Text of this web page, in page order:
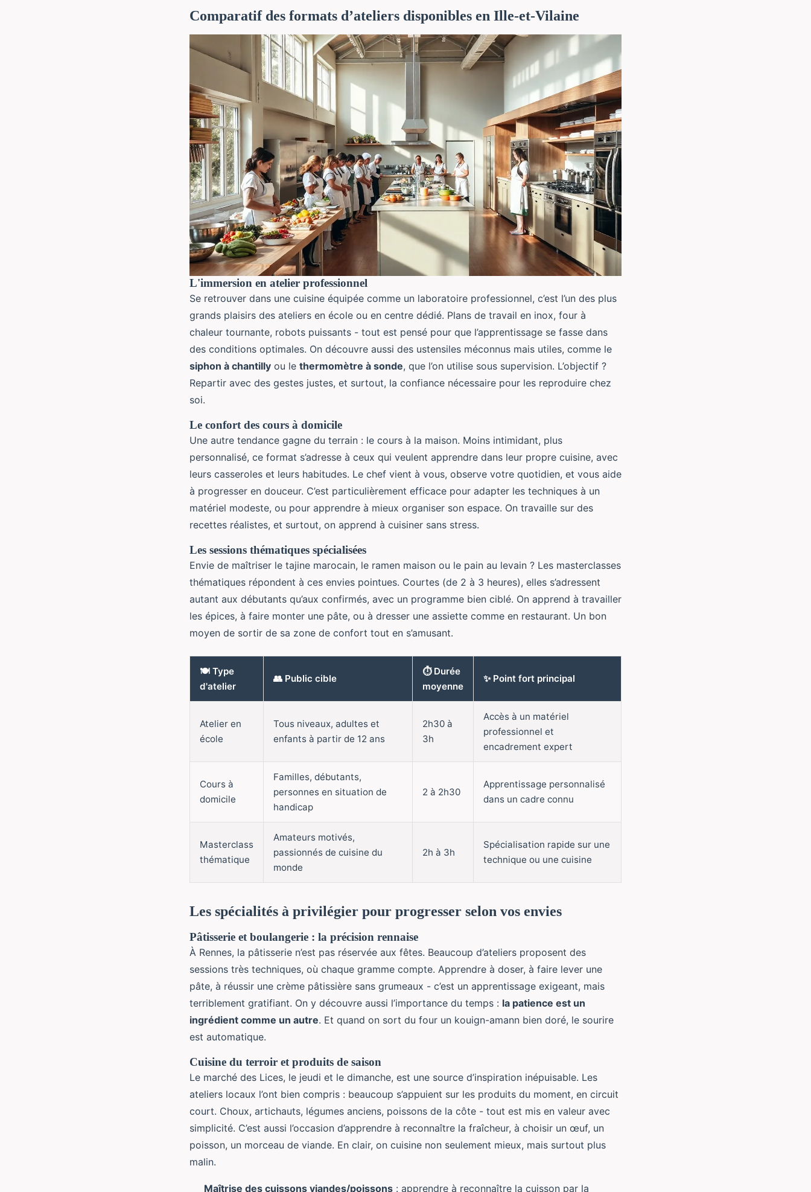
Comparatif des formats d’ateliers disponibles en Ille-et-Vilaine
L'immersion en atelier professionnel
Se retrouver dans une cuisine équipée comme un laboratoire professionnel, c’est l’un des plus
grands plaisirs des ateliers en école ou en centre dédié. Plans de travail en inox, four à
chaleur tournante, robots puissants - tout est pensé pour que l’apprentissage se fasse dans
des conditions optimales. On découvre aussi des ustensiles méconnus mais utiles, comme le
siphon à chantilly ou le thermomètre à sonde, que l’on utilise sous supervision. L’objectif ?
Repartir avec des gestes justes, et surtout, la confiance nécessaire pour les reproduire chez
soi.
Le confort des cours à domicile
Une autre tendance gagne du terrain : le cours à la maison. Moins intimidant, plus
personnalisé, ce format s’adresse à ceux qui veulent apprendre dans leur propre cuisine, avec
leurs casseroles et leurs habitudes. Le chef vient à vous, observe votre quotidien, et vous aide
à progresser en douceur. C’est particulièrement efficace pour adapter les techniques à un
matériel modeste, ou pour apprendre à mieux organiser son espace. On travaille sur des
recettes réalistes, et surtout, on apprend à cuisiner sans stress.
Les sessions thématiques spécialisées
Envie de maîtriser le tajine marocain, le ramen maison ou le pain au levain ? Les masterclasses
thématiques répondent à ces envies pointues. Courtes (de 2 à 3 heures), elles s’adressent
autant aux débutants qu’aux confirmés, avec un programme bien ciblé. On apprend à travailler
les épices, à faire monter une pâte, ou à dresser une assiette comme en restaurant. Un bon
moyen de sortir de sa zone de confort tout en s’amusant.
🍽️ Type
d'atelier
👥 Public cible
⏱️ Durée
moyenne
✨ Point fort principal
Atelier en
école
Tous niveaux, adultes et
enfants à partir de 12 ans
2h30 à
3h
Accès à un matériel
professionnel et
encadrement expert
Cours à
domicile
Familles, débutants,
personnes en situation de
handicap
2 à 2h30
Apprentissage personnalisé
dans un cadre connu
Masterclass
thématique
Amateurs motivés,
passionnés de cuisine du
monde
2h à 3h
Spécialisation rapide sur une
technique ou une cuisine
Les spécialités à privilégier pour progresser selon vos envies
Pâtisserie et boulangerie : la précision rennaise
À Rennes, la pâtisserie n’est pas réservée aux fêtes. Beaucoup d’ateliers proposent des
sessions très techniques, où chaque gramme compte. Apprendre à doser, à faire lever une
pâte, à réussir une crème pâtissière sans grumeaux - c’est un apprentissage exigeant, mais
terriblement gratifiant. On y découvre aussi l’importance du temps : la patience est un
ingrédient comme un autre. Et quand on sort du four un kouign-amann bien doré, le sourire
est automatique.
Cuisine du terroir et produits de saison
Le marché des Lices, le jeudi et le dimanche, est une source d’inspiration inépuisable. Les
ateliers locaux l’ont bien compris : beaucoup s’appuient sur les produits du moment, en circuit
court. Choux, artichauts, légumes anciens, poissons de la côte - tout est mis en valeur avec
simplicité. C’est aussi l’occasion d’apprendre à reconnaître la fraîcheur, à choisir un œuf, un
poisson, un morceau de viande. En clair, on cuisine non seulement mieux, mais surtout plus
malin.
Maîtrise des cuissons viandes/poissons : apprendre à reconnaître la cuisson par la